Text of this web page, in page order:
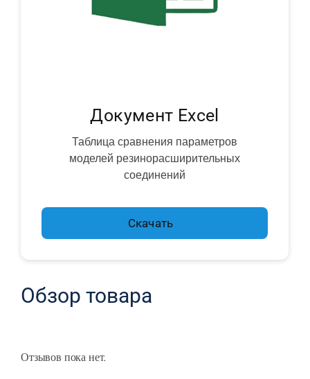
Документ Excel
Таблица сравнения параметров
моделей резинорасширительных
соединений
Скачать
Обзор товара
Отзывов пока нет.